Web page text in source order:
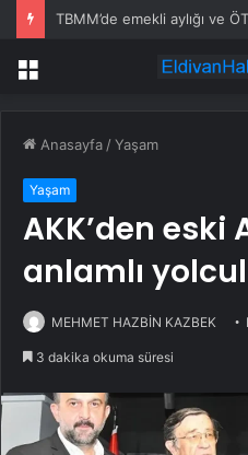
Menü
Anasayfa /Yaşam
Yaşam
AKK’den eski
anlamlı
MEHMET HAZBİN KAZBEK
3 dakika okuma süresi